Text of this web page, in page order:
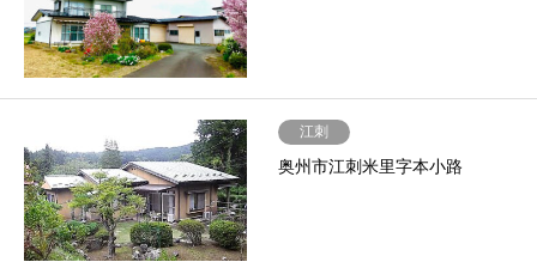
江刺
奥州市江刺米里字本小路